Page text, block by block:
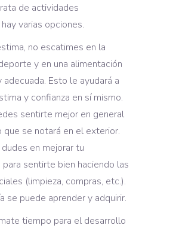
de actividades
varias opciones.
no escatimes en la
y en una alimentación
adecuada. Esto le ayudará a
y confianza en sí mismo.
sentirte mejor en general
que se notará en el exterior.
en mejorar tu
para sentirte bien haciendo las
(limpieza, compras, etc.).
se puede aprender y adquirir.
tiempo para el desarrollo